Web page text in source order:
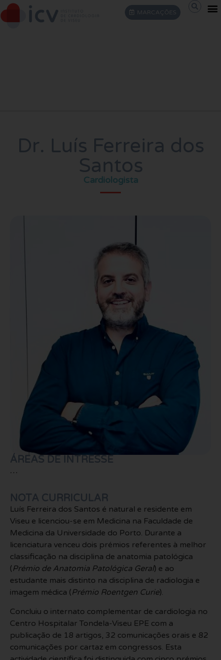
MARCAÇÕES
Dr. Luís Ferreira dos
Santos
Cardiologista
ÁREAS DE INTRESSE
…
NOTA CURRICULAR
Luís Ferreira dos Santos é natural e residente em
Viseu e licenciou-se em Medicina na Faculdade de
Medicina da Universidade do Porto. Durante a
licenciatura venceu dois prémios referentes à melhor
classificação na disciplina de anatomia patológica
(Prémio de Anatomia Patológica Geral) e ao
estudante mais distinto na disciplina de radiologia e
imagem médica (Prémio Roentgen Curie).
Concluiu o internato complementar de cardiologia no
Centro Hospitalar Tondela-Viseu EPE com a
publicação de 18 artigos, 32 comunicações orais e 82
comunicações por cartaz em congressos. Esta